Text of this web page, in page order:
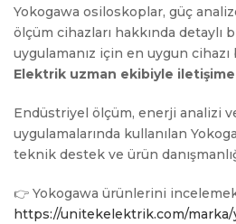
Yokogawa osiloskoplar, güç
ölçüm cihazları hakkında detaylı
uygulamanız için en uygun
Elektrik uzman ekibiyle
Endüstriyel ölçüm, enerji analizi
uygulamalarında kullanılan
teknik destek ve ürün
👉 Yokogawa ürünlerini
https://unitekelektrik.com/